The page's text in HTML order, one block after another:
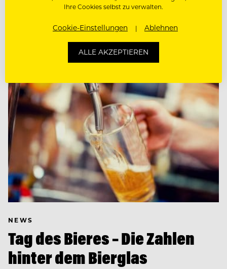
Lokalen und Clubs, wie Einlassregeln
nachvollziehbar und diskriminierungsfrei gestaltet…
NEWS
Tag des Bieres – Die Zahlen
hinter dem Bierglas
Ihre Cookies selbst zu verwalten.
Cookie-Einstellungen Ablehnen
ALLE AKZEPTIEREN